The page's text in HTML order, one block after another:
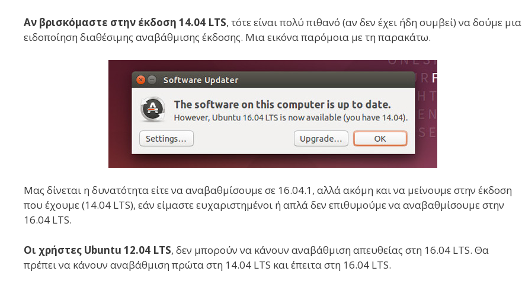
Αν βρισκόμαστε στην έκδοση 14.04 LTS, τότε είναι πολύ πιθανό (αν δεν έχει ήδη συμβεί) να δούμε μια
ειδοποίηση διαθέσιμης αναβάθμισης έκδοσης. Μια εικόνα παρόμοια με τη παρακάτω.
Μας δίνεται η δυνατότητα είτε να αναβαθμίσουμε σε 16.04.1, αλλά ακόμη και να μείνουμε στην έκδοση
που έχουμε (14.04 LTS), εάν είμαστε ευχαριστημένοι ή απλά δεν επιθυμούμε να αναβαθμίσουμε στην
16.04 LTS.
Οι χρήστες Ubuntu 12.04 LTS, δεν μπορούν να κάνουν αναβάθμιση απευθείας στη 16.04 LTS. Θα
πρέπει να κάνουν αναβάθμιση πρώτα στη 14.04 LTS και έπειτα στη 16.04 LTS.